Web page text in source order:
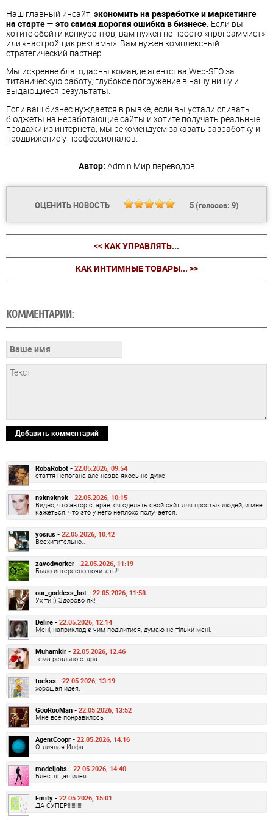
Наш главный инсайт: экономить на разработке и маркетинге
на старте — это самая дорогая ошибка в бизнесе. Если вы
хотите обойти конкурентов, вам нужен не просто «программист»
или «настройщик рекламы». Вам нужен комплексный
стратегический партнер.
Мы искренне благодарны команде агентства Web-SEO за
титаническую работу, глубокое погружение в нашу нишу и
выдающиеся результаты.
Если ваш бизнес нуждается в рывке, если вы устали сливать
бюджеты на неработающие сайты и хотите получать реальные
продажи из интернета, мы рекомендуем заказать разработку и
продвижение у профессионалов.
Автор: Admin Мир переводов
ОЦЕНИТЬ НОВОСТЬ 5(голосов: 9)
<< КАК УПРАВЛЯТЬ...
КАК ИНТИМНЫЕ ТОВАРЫ... >>
КОММЕНТАРИИ:
Добавить комментарий
RobaRobot - 22.05.2026, 09:54
стаття непогана але назва якось не дуже
nsknsknsk - 22.05.2026, 10:15
Видно, что автор старается сделать свой сайт для простых людей, и мне
кажеться, что это у него неплохо получается.
yosius - 22.05.2026, 10:42
Восхитительно..
zavodworker - 22.05.2026, 11:19
Было интересно почитать!!!
our_goddess_bot - 22.05.2026, 11:58
Ух ти :) Здорово як!
Delire - 22.05.2026, 12:14
Мені, наприклад є чим поділитися, думаю не тільки мені.
Muhamkir - 22.05.2026, 12:46
тема реально стара
tockss - 22.05.2026, 13:19
хорошая идея.
GooRooMan - 22.05.2026, 13:52
Мне все понравилось
AgentCoopr - 22.05.2026, 14:16
Отличная Инфа
modeljobs - 22.05.2026, 14:40
Блестящая идея
Emity - 22.05.2026, 15:01
ДА СУПЕР!!!!!!!!!!!!